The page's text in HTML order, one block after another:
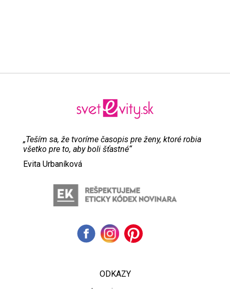
„Teším sa, že tvoríme časopis pre ženy, ktoré robia
všetko pre to, aby boli šťastné“
Evita Urbaníková
ODKAZY